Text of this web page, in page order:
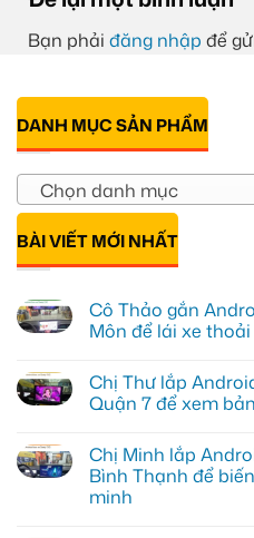
Bạn phải đăng nhập để
DANH MỤC SẢN PHẨM
Chọn danh mục
BÀI VIẾT MỚI NHẤT
Cô Thảo gắn
Môn để lái xe
bình
luận
ở
gắn
Android
box
xe
Chị Thư lắp
Quận 7 để xem
bình
luận
ở
Chị
Chị Minh lắp
Bình Thạnh để
minh